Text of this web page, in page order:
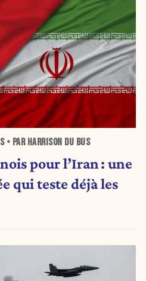
• PAR HARRISON DU BUS
pour l’Iran : une
qui teste déjà les